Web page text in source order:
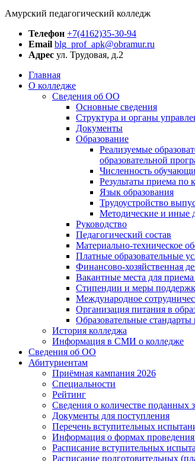
Амурский педагогический колледж
Телефон +7(4162)35-30-94
Email blg_prof_apk@obramur.ru
Адрес ул. Трудовая, д.2
Главная
О колледже
Сведения об ОО
Основные сведения
Структура и органы
Документы
Образование
Реализуемые
образовательной
Численность
Результаты приема по
Язык образования
Трудоустройство
Методические и иные
Руководство
Педагогический состав
Материально-техническое
Платные образовательные
Финансово-хозяйственная
Вакантные места для
Стипендии и меры
Международное
Организация питания в
Образовательные стандарты
История колледжа
Информация в СМИ о колледже
Сведения об ОО
Абитуриентам
Приёмная кампания 2026
Специальности
Рейтинг
Сведения о количестве поданных
Документы для поступления
Перечень вступительных
Информация о формах
Расписание вступительных
Расписание подготовительных